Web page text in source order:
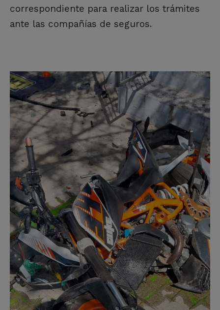
correspondiente para realizar los trámites
ante las compañías de seguros.